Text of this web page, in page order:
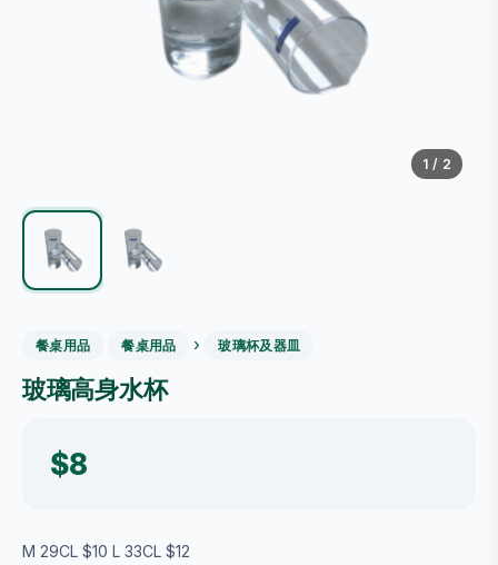
1 / 2
餐桌用品 餐桌用品 › 玻璃杯及器皿
玻璃高身水杯
$8
M 29CL $10 L 33CL $12